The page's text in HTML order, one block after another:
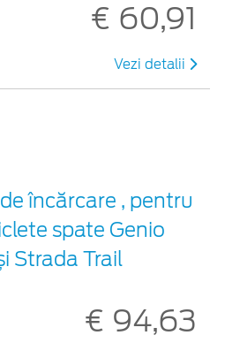
€ 60,91
Vezi detalii
încărcare , pentru
spate Genio
Strada Trail
€ 94,63